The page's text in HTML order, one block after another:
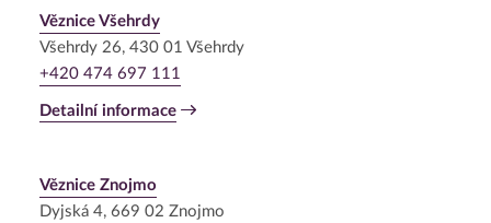
Věznice Všehrdy
Všehrdy 26, 430 01 Všehrdy
+420 474 697 111
Detailní informace
Věznice Znojmo
Dyjská 4, 669 02 Znojmo